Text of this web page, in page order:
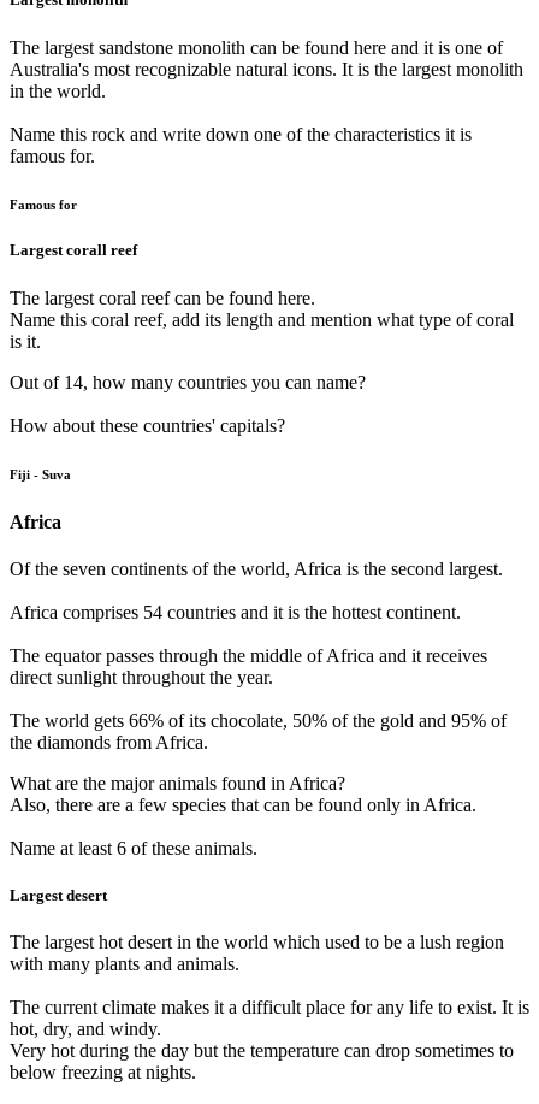
The largest sandstone monolith can be found here and it is one of
Australia's most recognizable natural icons. It is the largest monolith
in the world.
Name this rock and write down one of the characteristics it is
famous for.
Famous for
Largest corall reef
The largest coral reef can be found here.
Name this coral reef, add its length and mention what type of coral
is it.
Out of 14, how many countries you can name?
How about these countries' capitals?
Fiji - Suva
Africa
Of the seven continents of the world, Africa is the second largest.
Africa comprises 54 countries and it is the hottest continent.
The equator passes through the middle of Africa and it receives
direct sunlight throughout the year.
The world gets 66% of its chocolate, 50% of the gold and 95% of
the diamonds from Africa.
What are the major animals found in Africa?
Also, there are a few species that can be found only in Africa.
Name at least 6 of these animals.
Largest desert
The largest hot desert in the world which used to be a lush region
with many plants and animals.
The current climate makes it a difficult place for any life to exist. It is
hot, dry, and windy.
Very hot during the day but the temperature can drop sometimes to
below freezing at nights.